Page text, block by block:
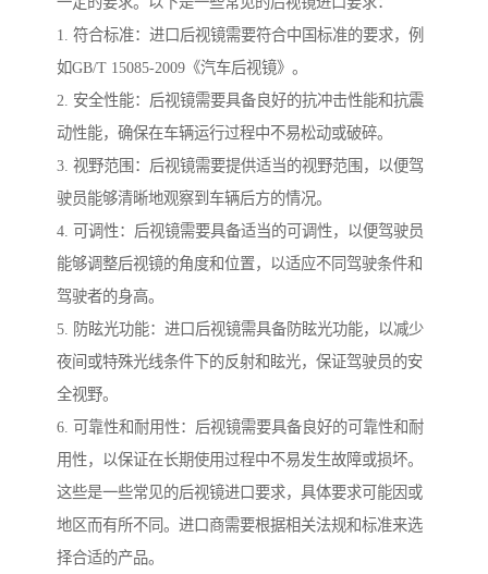
1. 符合标准：进口后视镜需要符合中国标准的要求，例
如GB/T 15085-2009《汽车后视镜》。
2. 安全性能：后视镜需要具备良好的抗冲击性能和抗震
动性能，确保在车辆运行过程中不易松动或破碎。
3. 视野范围：后视镜需要提供适当的视野范围，以便驾
驶员能够清晰地观察到车辆后方的情况。
4. 可调性：后视镜需要具备适当的可调性，以便驾驶员
能够调整后视镜的角度和位置，以适应不同驾驶条件和
驾驶者的身高。
5. 防眩光功能：进口后视镜需具备防眩光功能，以减少
夜间或特殊光线条件下的反射和眩光，保证驾驶员的安
全视野。
6. 可靠性和耐用性：后视镜需要具备良好的可靠性和耐
用性，以保证在长期使用过程中不易发生故障或损坏。
这些是一些常见的后视镜进口要求，具体要求可能因或
地区而有所不同。进口商需要根据相关法规和标准来选
择合适的产品。